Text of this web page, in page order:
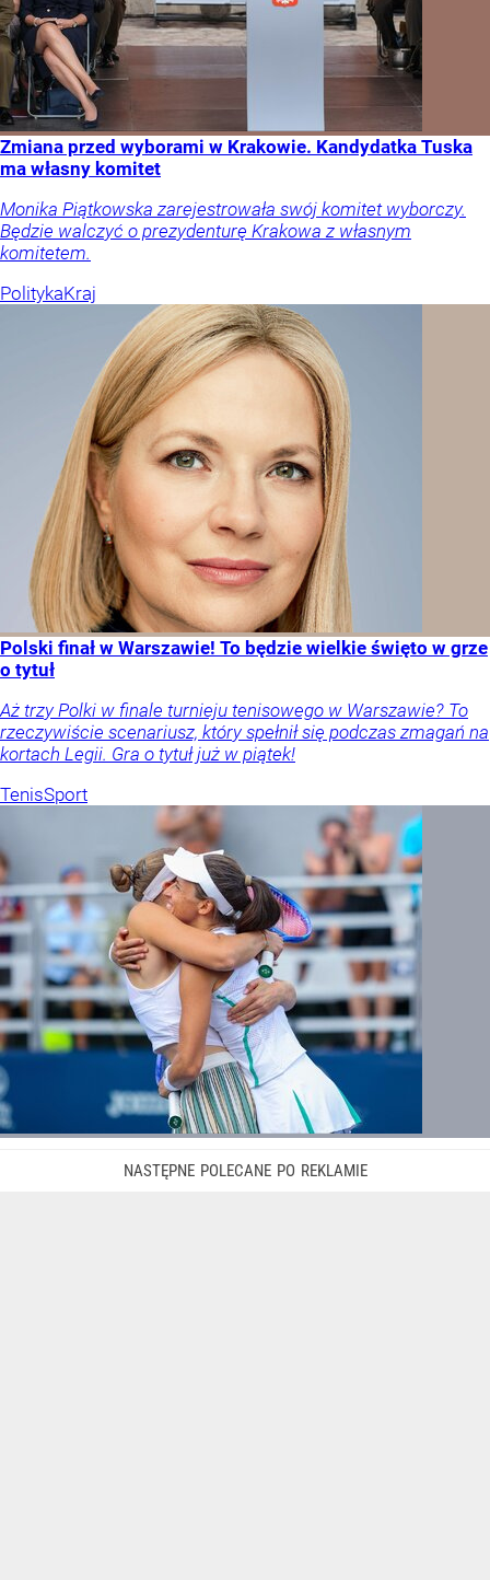
Zmiana przed wyborami w Krakowie. Kandydatka Tuska
ma własny komitet
Monika Piątkowska zarejestrowała swój komitet wyborczy.
Będzie walczyć o prezydenturę Krakowa z własnym
komitetem.
PolitykaKraj
Polski finał w Warszawie! To będzie wielkie święto w grze
o tytuł
Aż trzy Polki w finale turnieju tenisowego w Warszawie? To
rzeczywiście scenariusz, który spełnił się podczas zmagań na
kortach Legii. Gra o tytuł już w piątek!
TenisSport